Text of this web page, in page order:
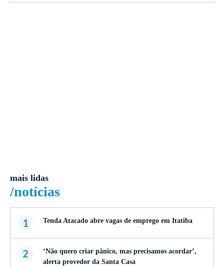
mais lidas
/notícias
1 Tenda Atacado abre vagas de emprego em Itatiba
2
‘Não quero criar pânico, mas precisamos acordar’,
alerta provedor da Santa Casa